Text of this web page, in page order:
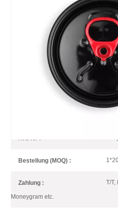
Schwarzer
Leicht Zu
Schwarz lässt Ihre
lassen Sie die Farbe Ihre
Art.-Nr :
Bestellung (MOQ) :
Zahlung : T/T,
Moneygram etc.